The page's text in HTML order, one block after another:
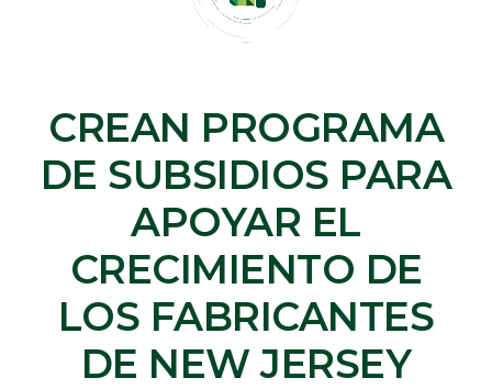
CREAN PROGRAMA
DE SUBSIDIOS PARA
APOYAR EL
CRECIMIENTO DE
LOS FABRICANTES
DE NEW JERSEY